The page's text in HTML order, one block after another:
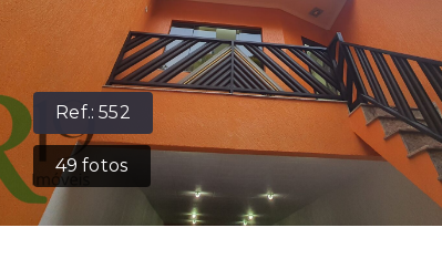
Ref.:552
49 fotos